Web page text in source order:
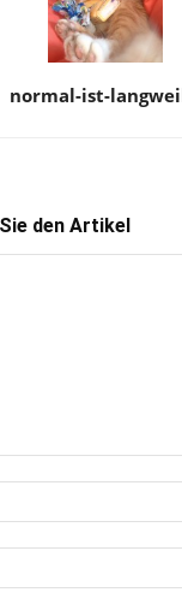
normal-ist-
den Artikel